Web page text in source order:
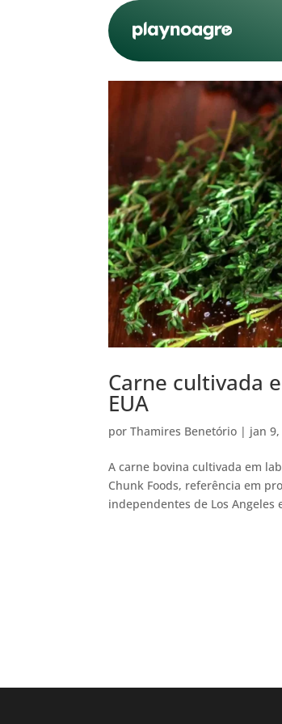
Carne cultivada
EUA
porThamires Benetório | jan
A carne bovina cultivada em
Chunk Foods, referência em
independentes de Los Angeles